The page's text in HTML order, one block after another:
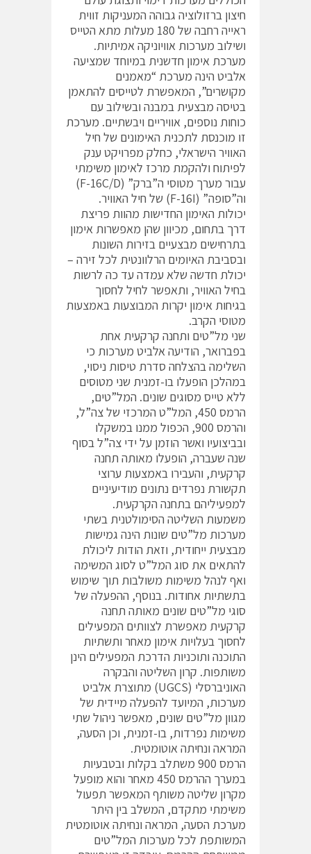
חיצון ברזולוציה גבוהה המעניקות זווית
ראייה רחבה של 180 מעלות מתא הטייס
ושילוב מערכות אוויוניקה אמיתיות.
מערכת אימון חדשנית במיוחד שמציעה
אלביט הינה מערכת “מאמנים
מקושרים”, המאפשרת לטייסים להתאמן
בטיסה מבצעית במבנה ובשילוב עם
כוחות נוספים, אוויריים ויבשתיים. מערכת
זו מוכנסת לתכנית האימונים של חיל
האוויר הישראלי, כחלק מפרויקט ענק
לפיתוח ולהקמת מרכז לאימון משימתי
עבור מערך מטוסי ה”ברק” (F-16C/D)
וה”סופה” (F-16I) של חיל האוויר.
יכולות האימון החדישות מהוות פריצת
דרך בתחום, מכיוון שהן מאפשרות אימון
בתרחישים מבצעיים בזירות השונות
ובסביבת האיומים הרלוונטית לכל זירה –
יכולת חדשה שלא עמדה עד כה לרשות
בחיל האוויר, ותאפשר לחיל לחסוך
בגיחות אימון יקרות המבוצעות באמצעות
מטוסי הקרב.
שני מל”טים ותחנה קרקעית אחת
בפברואר, הודיעה אלביט מערכות כי
השלימה בהצלחה סדרת טיסות ניסוי,
במהלכן הופעלו בו-זמנית שני מטוסים
ללא טייס מסוגים שונים. המל”טים,
הרמס 450, המל”ט המרכזי של צה”ל,
והרמס 900, הכפול ממנו במשקלו
ובביצועיו ואשר הוזמן על ידי צה”ל בסוף
שנה שעברה, הופעלו מאותה תחנה
קרקעית, והעבירו באמצעות ערוצי
תקשורת נפרדים נתונים מודיעיניים
למפעיליהם בתחנה הקרקעית.
משמעות השליטה הסימולטנית בשתי
מערכות מל”טים שונות הינה גמישות
מבצעית ייחודית, וזאת הודות ליכולת
להתאים את סוג המל”ט לסוג המשימה
ואף לנהל משימות משולבות תוך שימוש
בתשתיות אחודות. בנוסף, ההפעלה של
סוגי מל”טים שונים מאותה תחנה
קרקעית מאפשרת לצוותים המפעילים
לחסוך בעלויות אימון מאחר ותשתיות
התוכנה ותוכניות הדרכת המפעילים הינן
משותפות. קרון השליטה והבקרה
האוניברסלי (UGCS) מתוצרת אלביט
מערכות, המיועד להפעלה מיידית של
מגוון מל”טים שונים, מאפשר ניהול שתי
משימות נפרדות, בו-זמנית, וכן הסעה,
המראה ונחיתה אוטומטית.
הרמס 900 משתלב בקלות ובטבעיות
במערך ההרמס 450 מאחר והוא מופעל
מקרון שליטה משותף המאפשר תפעול
משימתי מתקדם, המשלב בין היתר
מערכת הסעה, המראה ונחיתה אוטומטית
המשותפת לכל מערכות המל”טים